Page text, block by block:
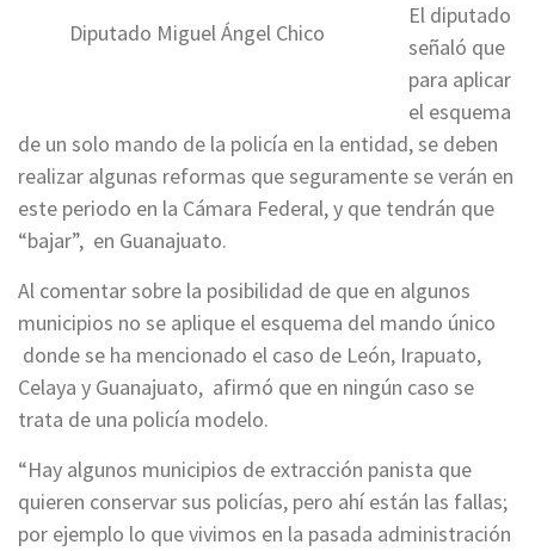
Diputado Miguel Ángel Chico
El diputado
señaló que
para aplicar
el esquema
de un solo mando de la policía en la entidad, se deben
realizar algunas reformas que seguramente se verán en
este periodo en la Cámara Federal, y que tendrán que
“bajar”, en Guanajuato.
Al comentar sobre la posibilidad de que en algunos
municipios no se aplique el esquema del mando único
donde se ha mencionado el caso de León, Irapuato,
Celaya y Guanajuato, afirmó que en ningún caso se
trata de una policía modelo.
“Hay algunos municipios de extracción panista que
quieren conservar sus policías, pero ahí están las fallas;
por ejemplo lo que vivimos en la pasada administración